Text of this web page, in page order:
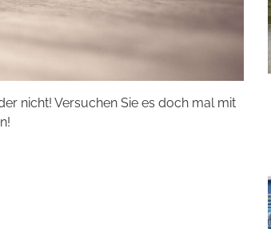
nicht! Versuchen Sie es doch mal mit